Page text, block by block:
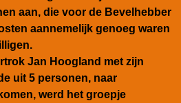
aan, die voor de Bevelhebber
aannemelijk genoeg waren
Jan Hoogland met zijn
uit 5 personen, naar
werd het groepje